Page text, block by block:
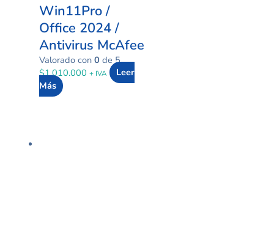
Win11Pro /
Office 2024 /
Antivirus McAfee
Valorado con 0 de 5
$1.010.000 + IVA
Leer
Más